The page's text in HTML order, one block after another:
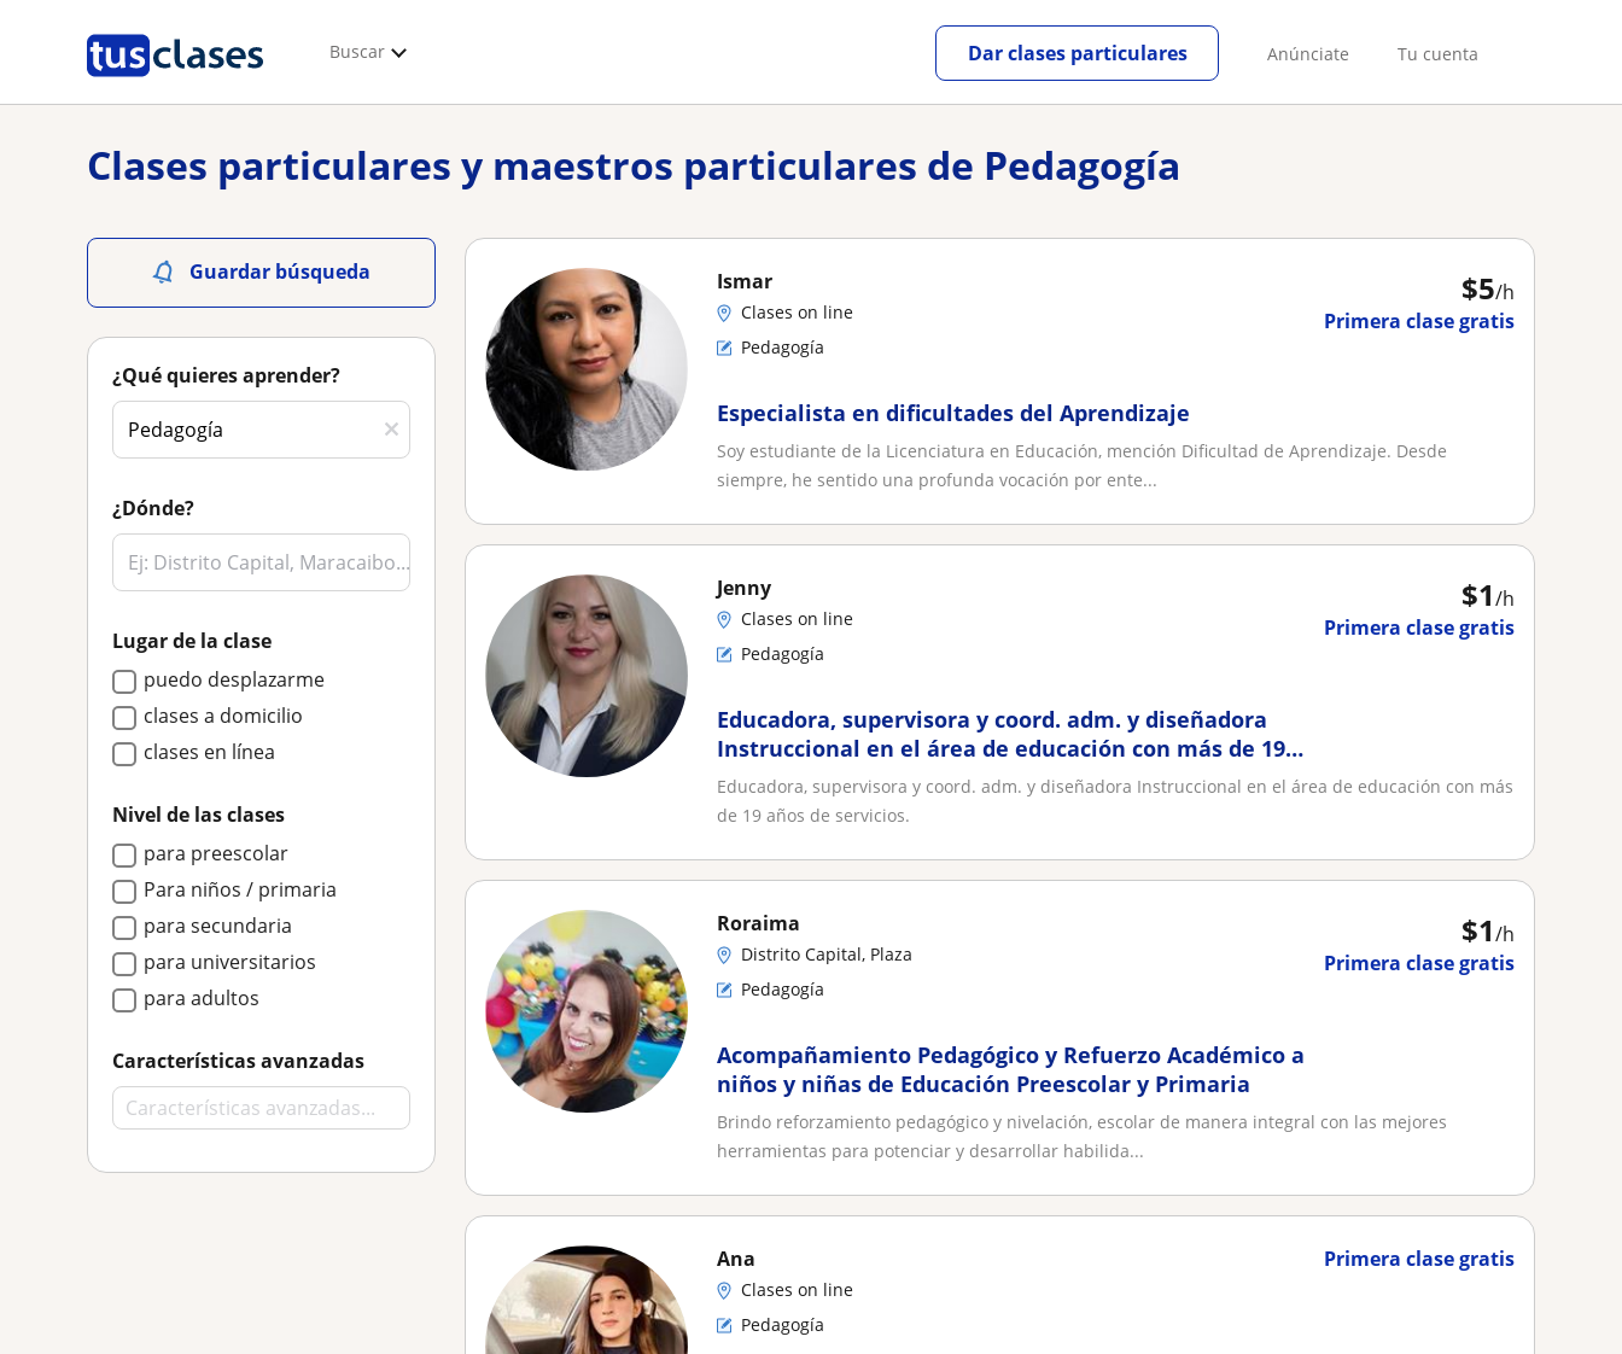
Buscar Anúnciate Tu cuenta
Dar clases particulares
Clases particulares y maestros particulares de Pedagogía
Guardar búsqueda
¿Qué quieres aprender?
¿Dónde?
Lugar de la clase
puedo desplazarme
clases a domicilio
clases en línea
Nivel de las clases
para preescolar
Para niños / primaria
para secundaria
para universitarios
para adultos
Características avanzadas
$5/h
Primera clase gratis
Ismar
Clases on line
Pedagogía
Especialista en dificultades del Aprendizaje
Soy estudiante de la Licenciatura en Educación, mención Dificultad de Aprendizaje. Desde
siempre, he sentido una profunda vocación por ente...
$1/h
Primera clase gratis
Jenny
Clases on line
Pedagogía
Educadora, supervisora y coord. adm. y diseñadora
Instruccional en el área de educación con más de 19
años de servicios
Educadora, supervisora y coord. adm. y diseñadora Instruccional en el área de educación con más
de 19 años de servicios.
$1/h
Primera clase gratis
Roraima
Distrito Capital, Plaza
Pedagogía
Acompañamiento Pedagógico y Refuerzo Académico a
niños y niñas de Educación Preescolar y Primaria
Brindo reforzamiento pedagógico y nivelación, escolar de manera integral con las mejores
herramientas para potenciar y desarrollar habilida...
Primera clase gratis
Ana
Clases on line
Pedagogía